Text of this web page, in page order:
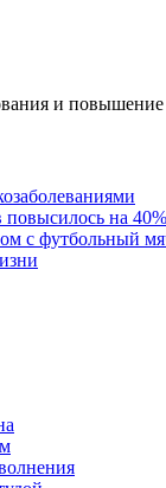
и
на
с футбольный